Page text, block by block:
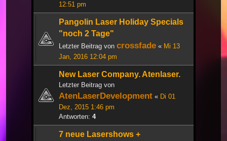
12:51 pm
Pangolin Laser Holiday Specials
"noch 2 Tage"
Letzter Beitrag von crossfade « Mi 13
Jan, 2016 12:04 pm
New Laser Company. Atenlaser.
Letzter Beitrag von
AtenLaserDevelopment « Di 01
Dez, 2015 1:46 pm
Antworten: 4
7 neue Lasershows +